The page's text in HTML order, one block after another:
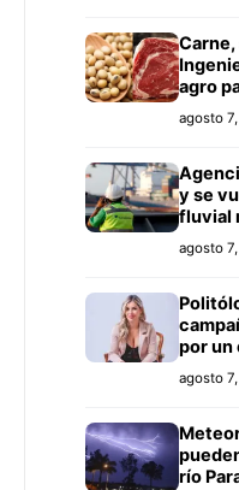
agro
agosto
y se
fluvial
agosto
por un
agosto
río